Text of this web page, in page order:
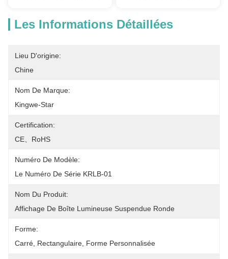
Les Informations Détaillées
Lieu D'origine:
Chine
Nom De Marque:
Kingwe-Star
Certification:
CE、RoHS
Numéro De Modèle:
Le Numéro De Série KRLB-01
Nom Du Produit:
Affichage De Boîte Lumineuse Suspendue Ronde
Forme:
Carré, Rectangulaire, Forme Personnalisée